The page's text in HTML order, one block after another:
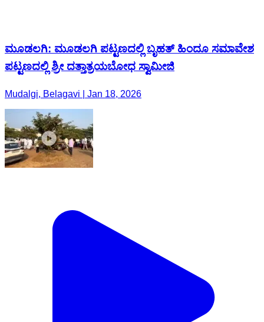
ಮೂಡಲಗಿ: ಮೂಡಲಗಿ ಪಟ್ಟಣದಲ್ಲಿ ಬೃಹತ್ ಹಿಂದೂ ಸಮಾವೇಶ
ಪಟ್ಟಣದಲ್ಲಿ ಶ್ರೀ ದತ್ತಾತ್ರಯಬೋಧ ಸ್ವಾಮೀಜಿ
Mudalgi, Belagavi | Jan 18, 2026